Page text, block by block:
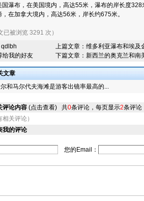
国瀑布，在美国境内，高达55米，瀑布的岸长度
，在加拿大境内，高达56米，岸长约675米。
已被浏览 3291 次）
qdlbh
给我的好友
上篇文章： 维多利亚瀑布和埃及
下篇文章： 新西兰的奥克兰和南
文章
和马尔代夫海滩是游客出镜率最高的...
评论内容 (点击查看) 共0条评论，每页显示2条评论
相关评论）
我的评论
您的Email：